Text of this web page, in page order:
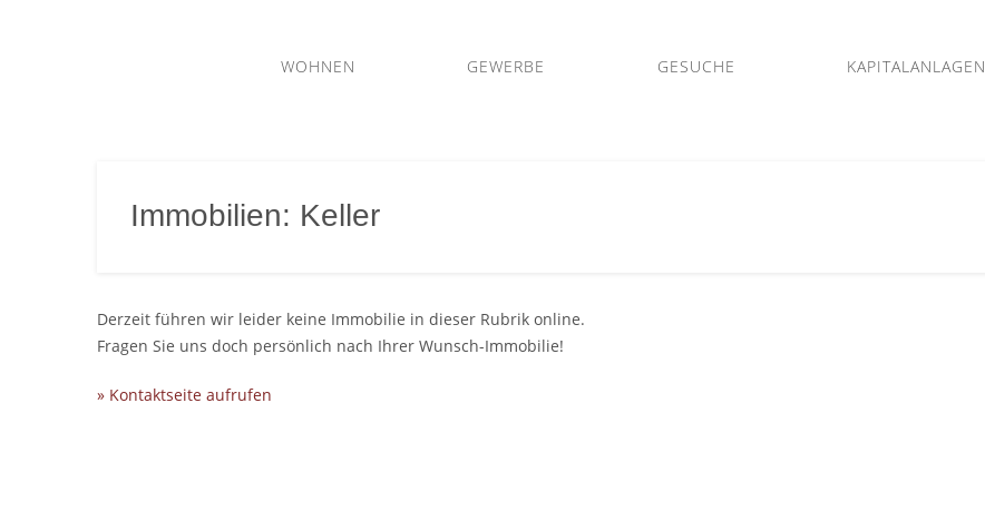
Immobilien
– Ihr
Gießen
und
Mittelhessen
WOHNEN GEWERBE GESUCHE KAPITALANLAGEN
Immobilien: Keller
Derzeit führen wir leider keine Immobilie in dieser Rubrik online.
Fragen Sie uns doch persönlich nach Ihrer Wunsch-Immobilie!
» Kontaktseite aufrufen